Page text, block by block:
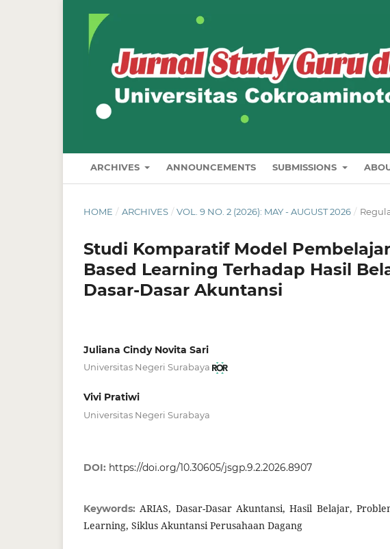
ARCHIVES ANNOUNCEMENTS SUBMISSIONS
HOME / ARCHIVES / VOL. 9 NO. 2 (2026): MAY - AUGUST 2026 /
Studi Komparatif Model
Based Learning Terhadap Hasil
Dasar-Dasar Akuntansi
Juliana Cindy Novita Sari
Universitas Negeri Surabaya
Vivi Pratiwi
Universitas Negeri Surabaya
DOI: https://doi.org/10.30605/jsgp.9.2.2026.8907
Keywords:ARIAS, Dasar-Dasar Akuntansi, Hasil Belajar,
Learning, Siklus Akuntansi Perusahaan Dagang